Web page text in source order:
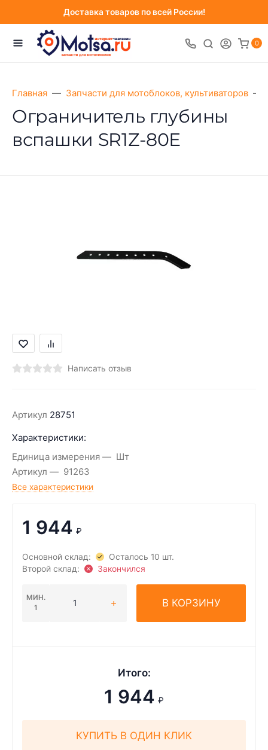
Доставка товаров по всей России!
0
Главная Запчасти для мотоблоков, культиваторов
Ограничитель глубины
вспашки SR1Z-80Е
Написать отзыв
Артикул 28751
Характеристики:
Единица измерения
Шт
Артикул
91263
Все характеристики
1 944 ₽
Основной склад:
Осталось 10 шт.
Второй склад:
Закончился
МИН.
1
В КОРЗИНУ
Итого:
1 944 ₽
КУПИТЬ В ОДИН КЛИК